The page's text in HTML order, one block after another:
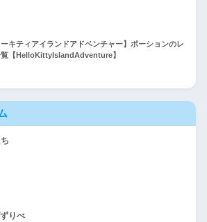
ーキティアイランドアドベンチャー】ポーションのレ
覧【HelloKittyIslandAdventure】
りべ